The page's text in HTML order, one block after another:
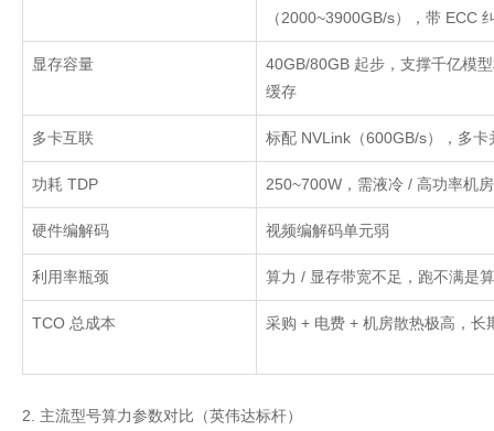
（2000~3900GB/s），带 ECC
显存容量 40GB/80GB 起步，支撑千亿模
缓存
多卡互联 标配 NVLink （600GB/s），多卡
功耗 TDP 250~700W ，需液冷 / 高功率机房
硬件编解码 视频编解码单元弱
利用率瓶颈 算力 / 显存带宽不足，跑不满是
TCO 总成本 采购 + 电费 + 机房散热极高，长
2. 主流型号算力参数对比（英伟达标杆）